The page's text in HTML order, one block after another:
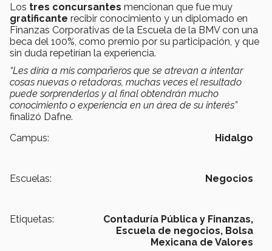
Los tres concursantes mencionan que fue muy
gratificante recibir conocimiento y un diplomado en
Finanzas Corporativas de la Escuela de la BMV con una
beca del 100%, como premio por su participación, y que
sin duda repetirían la experiencia.
“Les diría a mis compañeros que se atrevan a intentar
cosas nuevas o retadoras, muchas veces el resultado
puede sorprenderlos y al final obtendrán mucho
conocimiento o experiencia en un área de su interés”
finalizó Dafne.
Campus:
Hidalgo
Escuelas: Negocios
Etiquetas:
Contaduría Pública y Finanzas,
Escuela de negocios, Bolsa
Mexicana de Valores